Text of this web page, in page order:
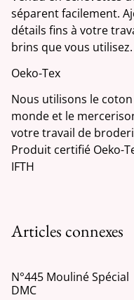
séparent facilement.
détails fins à votre
brins que vous utilisez.
Oeko-Tex
Nous utilisons le
monde et le
votre travail de
Produit certifié Oeko-
IFTH
Articles connexes
N°445 Mouliné Spécial
DMC